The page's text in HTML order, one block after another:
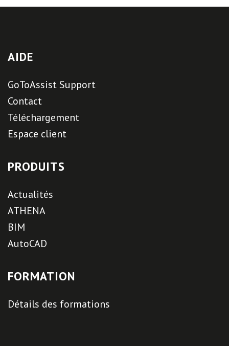
AIDE
GoToAssist Support
Contact
Téléchargement
Espace client
PRODUITS
Actualités
ATHENA
BIM
AutoCAD
FORMATION
Détails des formations